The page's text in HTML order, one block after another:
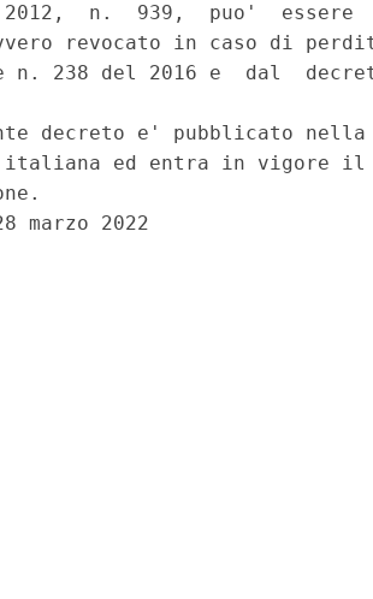
n.  939,  puo'  essere
revocato in caso di
n. 238 del 2016 e  dal
decreto e' pubblicato
italiana ed entra in vigore il
marzo 2022